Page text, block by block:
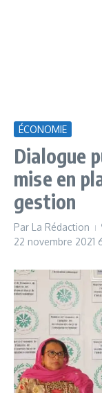
ÉCONOMIE
Dialogue
mise en
gestion
Par La Rédaction
22 novembre 2021